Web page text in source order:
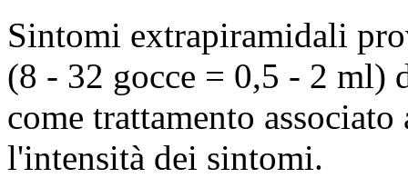
Sintomi extrapiramidali
(8 - 32 gocce = 0,5 - 2 ml)
come trattamento
l'intensità dei sintomi.